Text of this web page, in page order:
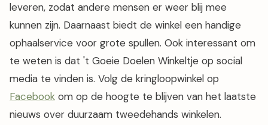
leveren, zodat andere mensen er weer blij mee
kunnen zijn. Daarnaast biedt de winkel een handige
ophaalservice voor grote spullen. Ook interessant om
te weten is dat 't Goeie Doelen Winkeltje op social
media te vinden is. Volg de kringloopwinkel op
Facebook om op de hoogte te blijven van het laatste
nieuws over duurzaam tweedehands winkelen.